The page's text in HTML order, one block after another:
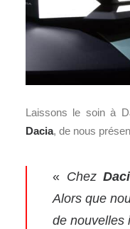
Laissons le soin à
Dacia, de nous
« Chez
Alors que
de nouvelles